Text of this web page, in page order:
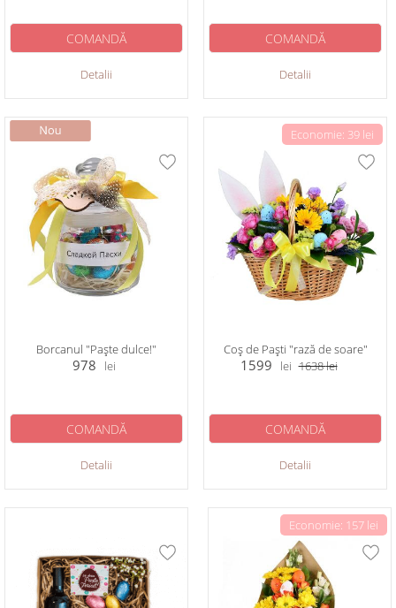
Detalii
COMANDĂ
Detalii
COMANDĂ
Borcanul "Paște dulce!"
978 lei
Detalii
COMANDĂ
Economie: 39 lei
Coș de Paști "rază de soare"
1599 lei 1638lei
Detalii
COMANDĂ
Economie: 157 lei